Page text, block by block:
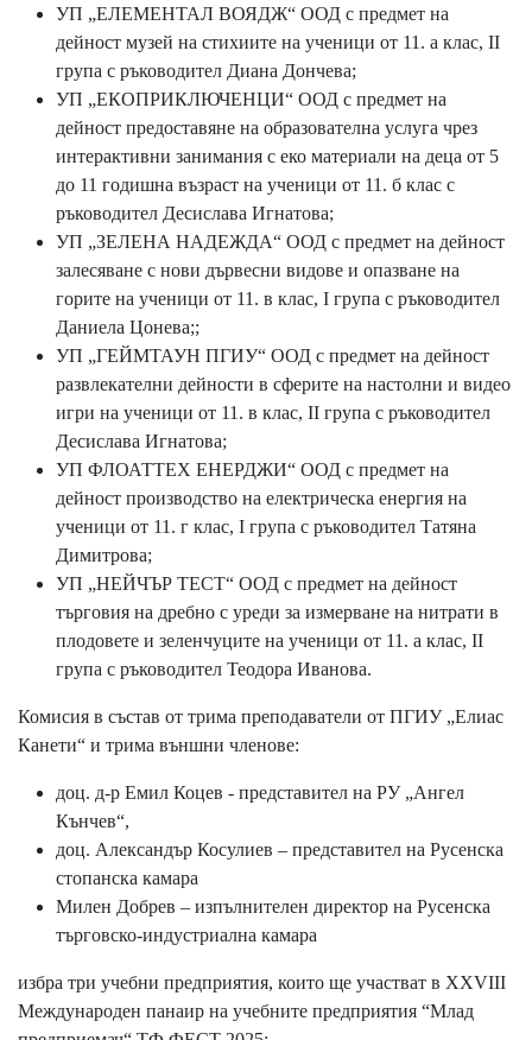
УП „ЕЛЕМЕНТАЛ ВОЯДЖ“ ООД с предмет на
дейност музей на стихиите на ученици от 11. а клас, II
група с ръководител Диана Дончева;
УП „ЕКОПРИКЛЮЧЕНЦИ“ ООД с предмет на
дейност предоставяне на образователна услуга чрез
интерактивни занимания с еко материали на деца от 5
до 11 годишна възраст на ученици от 11. б клас с
ръководител Десислава Игнатова;
УП „ЗЕЛЕНА НАДЕЖДА“ ООД с предмет на дейност
залесяване с нови дървесни видове и опазване на
горите на ученици от 11. в клас, I група с ръководител
Даниела Цонева;;
УП „ГЕЙМТАУН ПГИУ“ ООД с предмет на дейност
развлекателни дейности в сферите на настолни и видео
игри на ученици от 11. в клас, II група с ръководител
Десислава Игнатова;
УП ФЛОАТТЕХ ЕНЕРДЖИ“ ООД с предмет на
дейност производство на електрическа енергия на
ученици от 11. г клас, I група с ръководител Татяна
Димитрова;
УП „НЕЙЧЪР ТЕСТ“ ООД с предмет на дейност
търговия на дребно с уреди за измерване на нитрати в
плодовете и зеленчуците на ученици от 11. а клас, II
група с ръководител Теодора Иванова.
Комисия в състав от трима преподаватели от ПГИУ „Елиас
Канети“ и трима външни членове:
доц. д-р Емил Коцев - представител на РУ „Ангел
Кънчев“,
доц. Александър Косулиев – представител на Русенска
стопанска камара
Милен Добрев – изпълнителен директор на Русенска
търговско-индустриална камара
избра три учебни предприятия, които ще участват в XXVIII
Международен панаир на учебните предприятия “Млад